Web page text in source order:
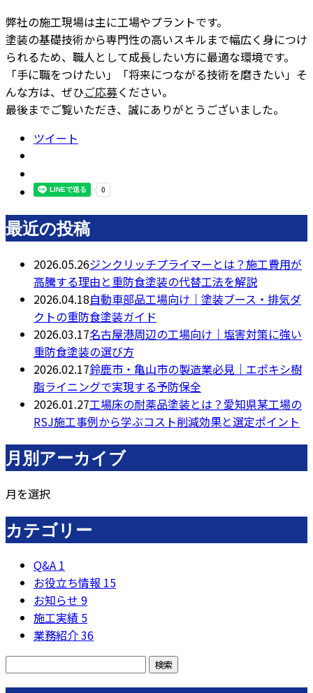
弊社の施工現場は主に工場やプラントです。
塗装の基礎技術から専門性の高いスキルまで幅広く身につけ
られるため、職人として成長したい方に最適な環境です。
「手に職をつけたい」「将来につながる技術を磨きたい」そ
んな方は、ぜひご応募ください。
最後までご覧いただき、誠にありがとうございました。
ツイート
最近の投稿
2026.05.26ジンクリッチプライマーとは？施工費用が
高騰する理由と重防食塗装の代替工法を解説
2026.04.18自動車部品工場向け｜塗装ブース・排気ダ
クトの重防食塗装ガイド
2026.03.17名古屋港周辺の工場向け｜塩害対策に強い
重防食塗装の選び方
2026.02.17鈴鹿市・亀山市の製造業必見｜エポキシ樹
脂ライニングで実現する予防保全
2026.01.27工場床の耐薬品塗装とは？愛知県某工場の
RSJ施工事例から学ぶコスト削減効果と選定ポイント
月別アーカイブ
月を選択
カテゴリー
Q&A 1
お役立ち情報 15
お知らせ 9
施工実績 5
業務紹介36